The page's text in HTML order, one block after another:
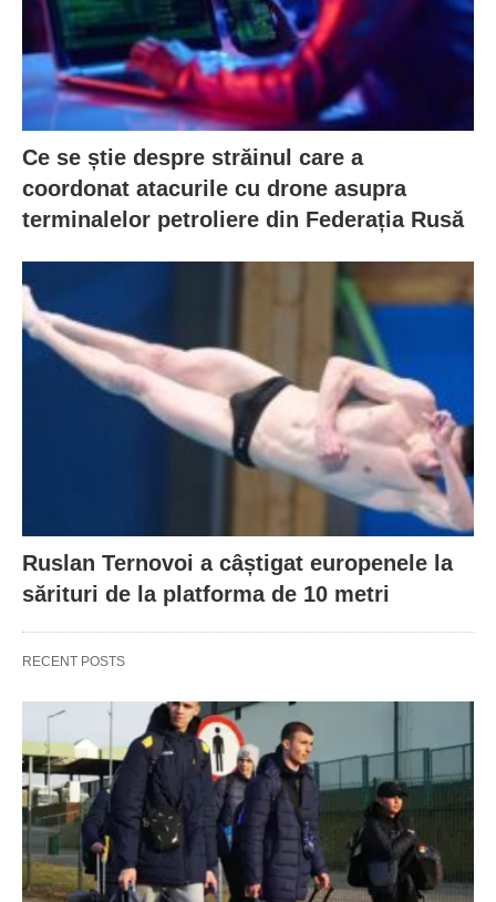
Ce se știe despre străinul care a
coordonat atacurile cu drone asupra
terminalelor petroliere din Federația Rusă
Ruslan Ternovoi a câștigat europenele la
sărituri de la platforma de 10 metri
RECENT POSTS